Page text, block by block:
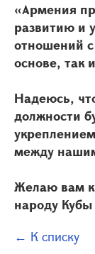
«Армения
развитию и
отношений с
основе, так
Надеюсь,
должности
между
Желаю вам
народу
← К списку